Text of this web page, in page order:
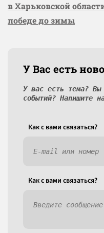
в Харьковской
победе до зимы
У Вас есть
У вас есть тема? Вы
событий? Напишите
Как c вами связаться?
Как c вами связаться?